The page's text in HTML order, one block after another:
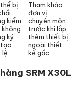
bị
kiểm
không
ký
lệ
Tham khảo
đơn vị
chuyên môn
trước khi lắp
thêm thiết bị
ngoài thiết
kế gốc
SRM X30L